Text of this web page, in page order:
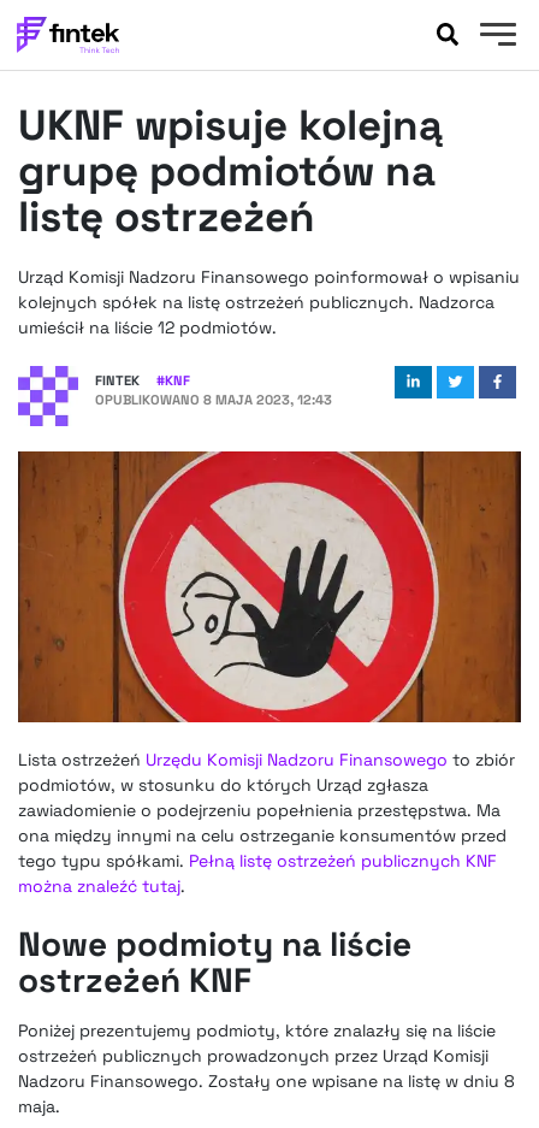
BANKOWOŚĆ
FELIETONY
WYWIADY
PODCASTY
FINTEKEXTRA
OKIEM EKSPERTA
UKNF wpisuje kolejną
grupę podmiotów na
listę ostrzeżeń
Urząd Komisji Nadzoru Finansowego poinformował o wpisaniu
kolejnych spółek na listę ostrzeżeń publicznych. Nadzorca
umieścił na liście 12 podmiotów.
FINTEK #KNF
OPUBLIKOWANO 8 MAJA 2023, 12:43
Lista ostrzeżeń Urzędu Komisji Nadzoru Finansowego to zbiór
podmiotów, w stosunku do których Urząd zgłasza
zawiadomienie o podejrzeniu popełnienia przestępstwa. Ma
ona między innymi na celu ostrzeganie konsumentów przed
tego typu spółkami. Pełną listę ostrzeżeń publicznych KNF
można znaleźć tutaj.
Nowe podmioty na liście
ostrzeżeń KNF
Poniżej prezentujemy podmioty, które znalazły się na liście
ostrzeżeń publicznych prowadzonych przez Urząd Komisji
Nadzoru Finansowego. Zostały one wpisane na listę w dniu 8
maja.